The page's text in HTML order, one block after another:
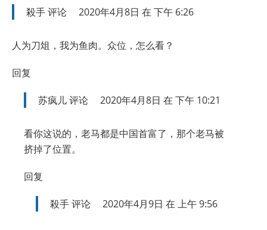
殺手评论 2020年4月8日 在 下午 6:26
人为刀俎，我为鱼肉。众位，怎么看？
回复
苏疯儿评论 2020年4月8日 在 下午 10:21
看你这说的，老马都是中国首富了，那个老马被
挤掉了位置。
回复
殺手评论 2020年4月9日 在 上午 9:56